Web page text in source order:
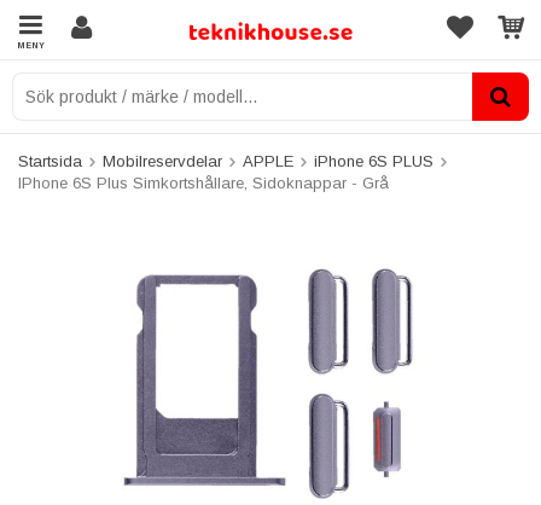
MENY
Startsida Mobilreservdelar APPLE
iPhone 6S PLUS
IPhone 6S Plus Simkortshållare, Sidoknappar - Grå